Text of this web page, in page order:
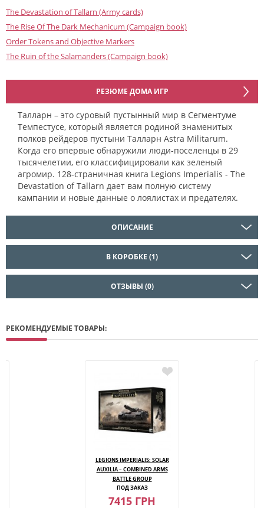
The Devastation of Tallarn (Army cards)
The Rise Of The Dark Mechanicum (Campaign book)
Order Tokens and Objective Markers
The Ruin of the Salamanders (Campaign book)
РЕЗЮМЕ ДОМА ИГР
Талларн – это суровый пустынный мир в Сегментуме
Темпестусе, который является родиной знаменитых
полков рейдеров пустыни Талларн Astra Militarum.
Когда его впервые обнаружили люди-поселенцы в 29
тысячелетии, его классифицировали как зеленый
агромир. 128-страничная книга Legions Imperialis - The
Devastation of Tallarn дает вам полную систему
кампании и новые данные о лоялистах и ​​предателях.
ОПИСАНИЕ
В КОРОБКЕ (1)
ОТЗЫВЫ (0)
РЕКОМЕНДУЕМЫЕ ТОВАРЫ:
LEGIONS IMPERIALIS: SOLAR
AUXILIA – COMBINED ARMS
BATTLE GROUP
ПОД ЗАКАЗ
7415 ГРН